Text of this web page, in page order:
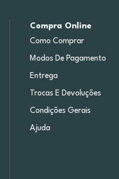
Compra Online
Como Comprar
Modos De Pagamento
Entrega
Trocas E Devoluções
Condições Gerais
Ajuda